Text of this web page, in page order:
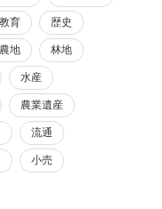
教育 歴史
農地 林地
水産
農業遺産
流通
小売